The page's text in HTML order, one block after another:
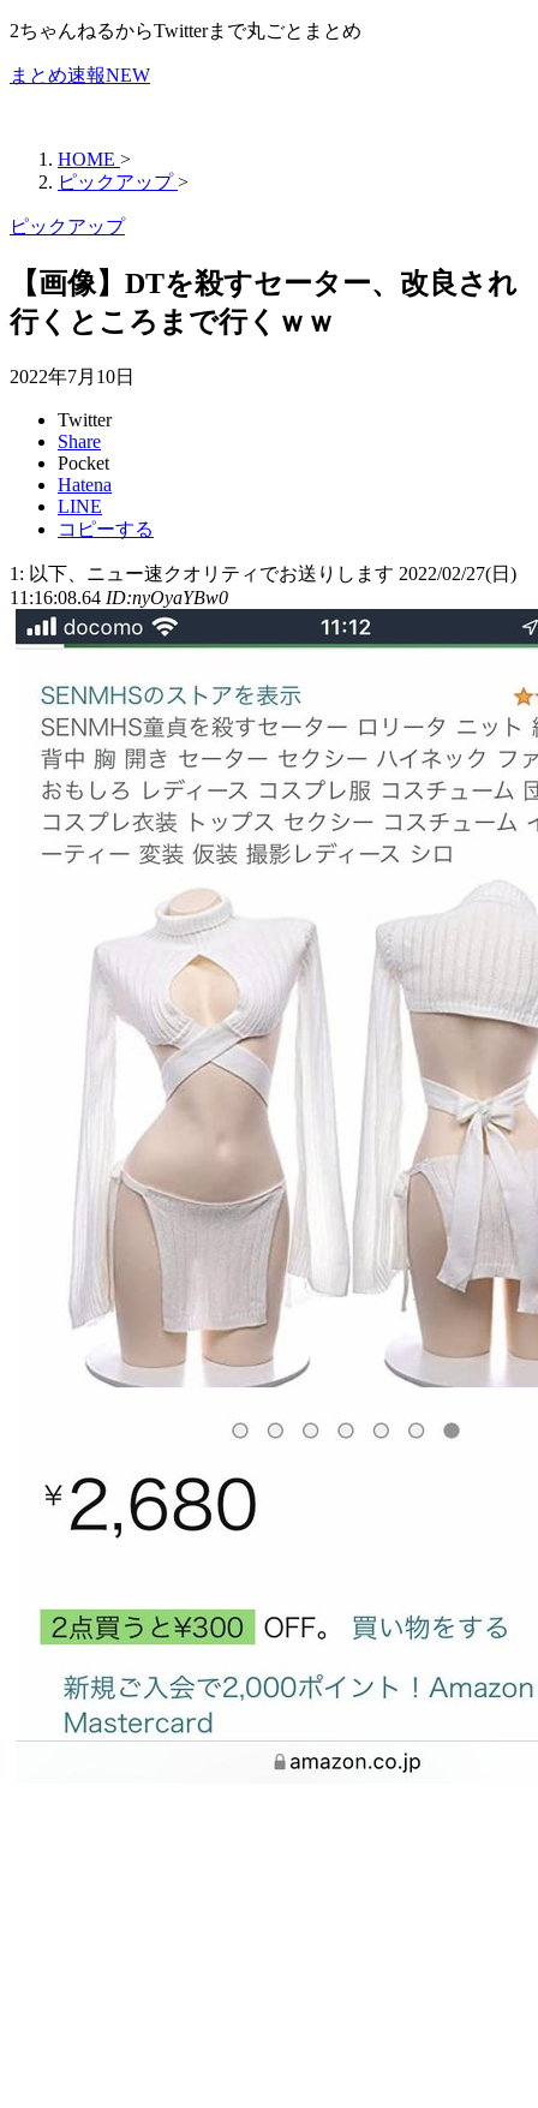
2ちゃんねるからTwitterまで丸ごとまとめ
まとめ速報NEW
HOME >
ピックアップ >
ピックアップ
【画像】DTを殺すセーター、改良され
行くところまで行くｗｗ
2022年7月10日
Twitter
Share
Pocket
Hatena
LINE
コピーする
1: 以下、ニュー速クオリティでお送りします 2022/02/27(日)
11:16:08.64 ID:nyOyaYBw0